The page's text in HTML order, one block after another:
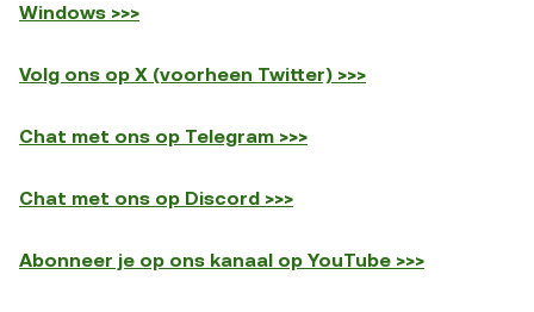
Windows >>>
Volg ons op X (voorheen Twitter) >>>
Chat met ons op Telegram >>>
Chat met ons op Discord >>>
Abonneer je op ons kanaal op YouTube >>>